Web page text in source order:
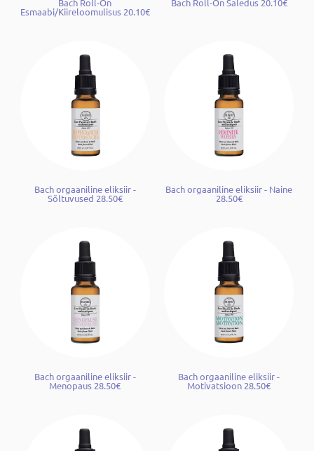
Bach Roll-On
Esmaabi/Kiireloomulisus 20.10€
Bach Roll-On Saledus 20.10€
Bach orgaaniline eliksiir -
Sõltuvused 28.50€
Bach orgaaniline eliksiir - Naine
28.50€
Bach orgaaniline eliksiir -
Menopaus 28.50€
Bach orgaaniline eliksiir -
Motivatsioon 28.50€